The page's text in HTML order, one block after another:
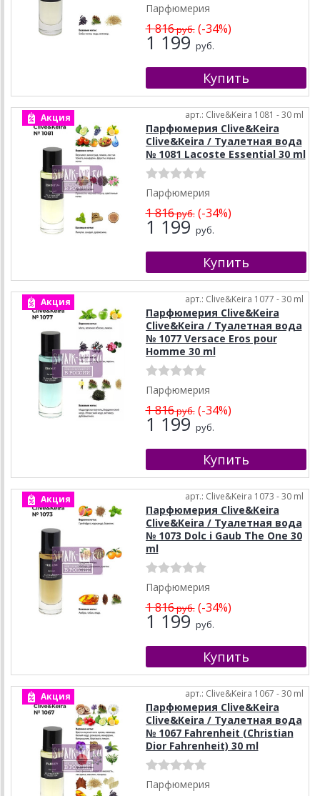
Парфюмерия
1 816руб.(-34%)
1 199 руб.
Акция арт.: Clive&Keira 1081 - 30 ml
Парфюмерия Clive&Keira
Clive&Keira / Туалетная вода
№ 1081 Lacoste Essential 30 ml
Парфюмерия
1 816руб.(-34%)
1 199 руб.
Акция арт.: Clive&Keira 1077 - 30 ml
Парфюмерия Clive&Keira
Clive&Keira / Туалетная вода
№ 1077 Versace Eros pour
Homme 30 ml
Парфюмерия
1 816руб.(-34%)
1 199 руб.
Акция арт.: Clive&Keira 1073 - 30 ml
Парфюмерия Clive&Keira
Clive&Keira / Туалетная вода
№ 1073 Dolc i Gaub The One 30
ml
Парфюмерия
1 816руб.(-34%)
1 199 руб.
Акция арт.: Clive&Keira 1067 - 30 ml
Парфюмерия Clive&Keira
Clive&Keira / Туалетная вода
№ 1067 Fahrenheit (Christian
Dior Fahrenheit) 30 ml
Парфюмерия